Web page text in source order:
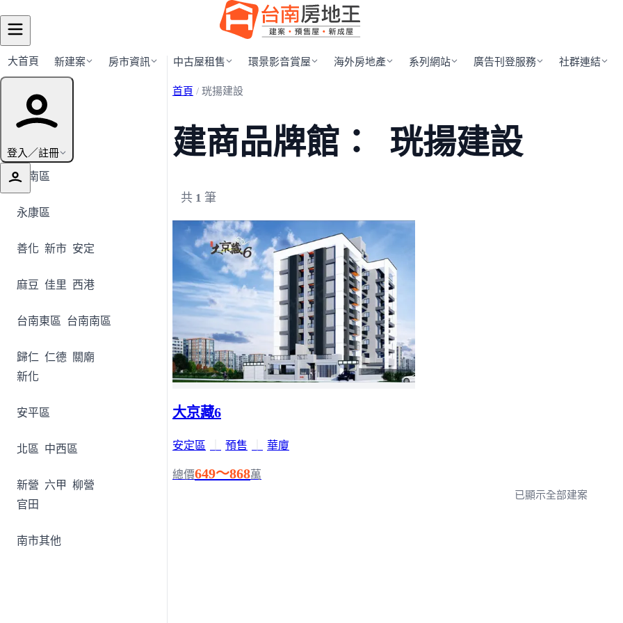
大首頁 新建案 房市資訊 中古屋租售 環景影音賞屋 海外房地產 系列網站 廣告刊登服務 社群連結
登入／註冊
行政區導覽
安南區
永康區
善化 新市 安定
麻豆 佳里 西港
台南東區 台南南區
歸仁 仁德 關廟
新化
安平區
北區 中西區
新營 六甲 柳營
官田
南市其他
首頁 / 珖揚建設
建商品牌館： 珖揚建設
共 1 筆
大京藏6
安定區 預售 華廈
總價649～868萬
已顯示全部建案